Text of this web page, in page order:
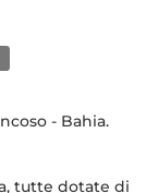
- Bahia.
tutte dotate di